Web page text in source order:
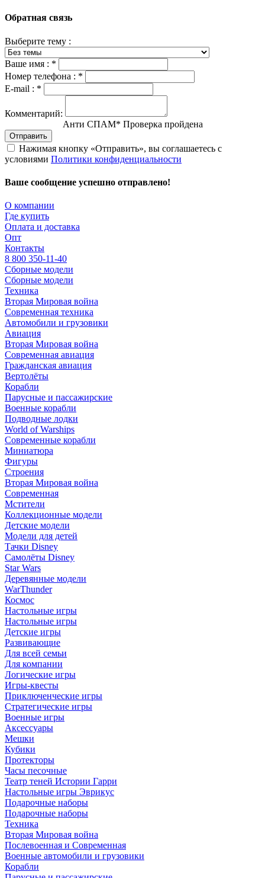
Обратная связь
Выберите тему :
Ваше имя : *
Номер телефона : *
E-mail : *
Комментарий:
Анти СПАМ* Проверка пройдена
Отправить
Нажимая кнопку «Отправить», вы соглашаетесь с
условиями Политики конфиденциальности
Ваше сообщение успешно отправлено!
О компании
Где купить
Оплата и доставка
Опт
Контакты
8 800 350-11-40
Сборные модели
Сборные модели
Техника
Вторая Мировая война
Современная техника
Автомобили и грузовики
Авиация
Вторая Мировая война
Современная авиация
Гражданская авиация
Вертолёты
Корабли
Парусные и пассажирские
Военные корабли
Подводные лодки
World of Warships
Современные корабли
Миниатюра
Фигуры
Строения
Вторая Мировая война
Современная
Мстители
Коллекционные модели
Детские модели
Модели для детей
Тачки Disney
Самолёты Disney
Star Wars
Деревянные модели
WarThunder
Космос
Настольные игры
Настольные игры
Детские игры
Развивающие
Для всей семьи
Для компании
Логические игры
Игры-квесты
Приключенческие игры
Стратегические игры
Военные игры
Аксессуары
Мешки
Кубики
Протекторы
Часы песочные
Театр теней Истории Гарри
Настольные игры Эврикус
Подарочные наборы
Подарочные наборы
Техника
Вторая Мировая война
Послевоенная и Современная
Военные автомобили и грузовики
Корабли